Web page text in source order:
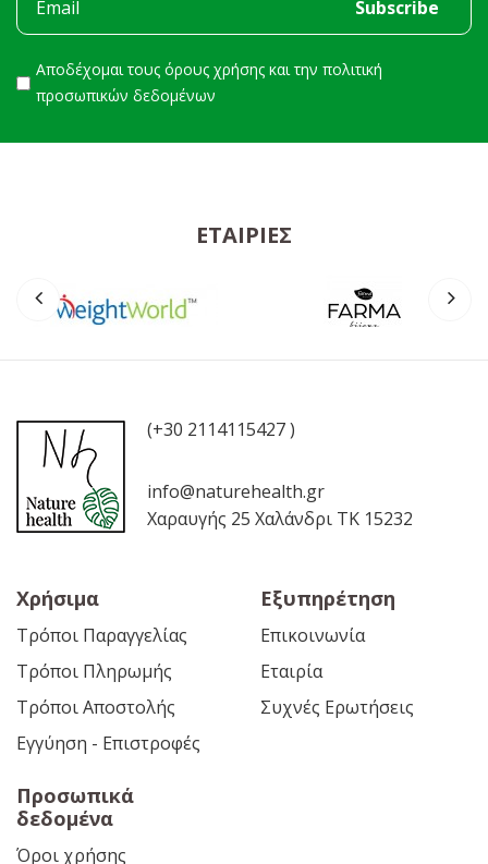
Αποδέχομαι τους όρους χρήσης και την πολιτική
προσωπικών δεδομένων
ΕΤΑΙΡΊΕΣ
(+30 2114115427 )
info@naturehealth.gr
Χαραυγής 25 Χαλάνδρι ΤΚ 15232
Χρήσιμα
Τρόποι Παραγγελίας
Τρόποι Πληρωμής
Τρόποι Αποστολής
Εγγύηση - Επιστροφές
Εξυπηρέτηση
Επικοινωνία
Εταιρία
Συχνές Ερωτήσεις
Προσωπικά
δεδομένα
Όροι χρήσης